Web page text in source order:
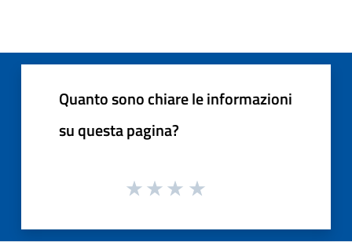
Quanto sono chiare le informazioni
su questa pagina?